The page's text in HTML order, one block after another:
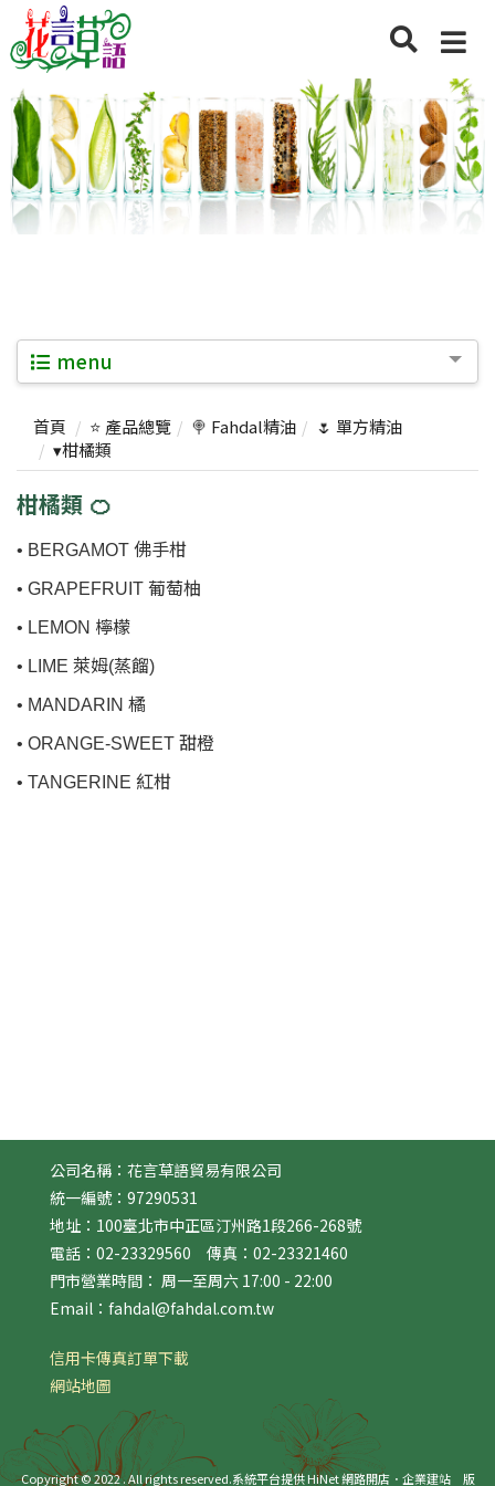
menu
首頁 ⭐ 產品總覽 🍭 Fahdal精油
🌷 單方精油
▾柑橘類
柑橘類 🍊
• BERGAMOT 佛手柑
• GRAPEFRUIT 葡萄柚
• LEMON 檸檬
• LIME 萊姆(蒸餾)
• MANDARIN 橘
• ORANGE-SWEET 甜橙
• TANGERINE 紅柑
公司名稱：花言草語貿易有限公司
統一編號：97290531
地址：100臺北市中正區汀州路1段266-268號
電話：02-23329560 傳真：02-23321460
門市營業時間： 周一至周六 17:00 - 22:00
Email：fahdal@fahdal.com.tw
信用卡傳真訂單下載
網站地圖
Copyright © 2022 . All rights reserved.系統平台提供 HiNet 網路開店．企業建站版